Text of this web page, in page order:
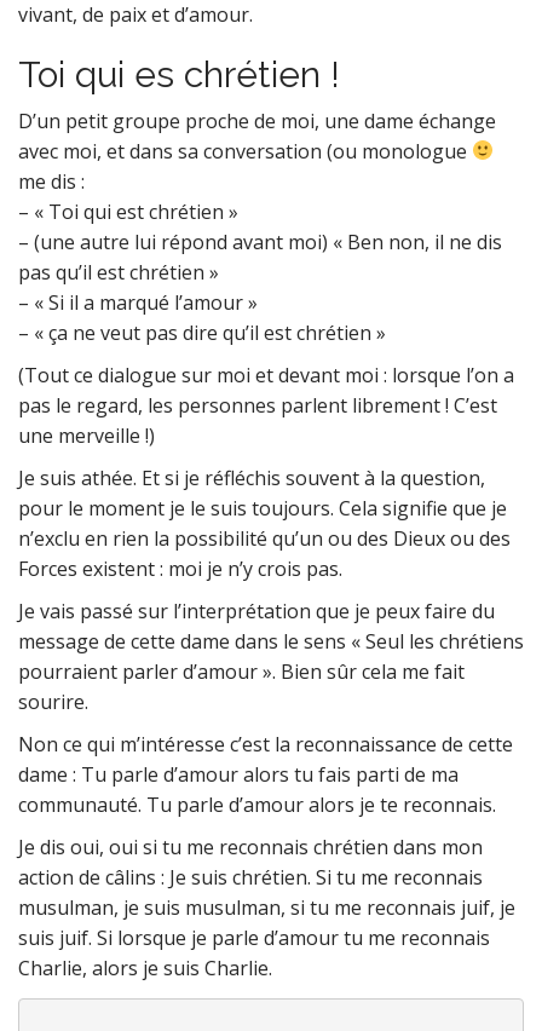
vivant, de paix et d’amour.
Toi qui es chrétien !
D’un petit groupe proche de moi, une dame échange
avec moi, et dans sa conversation (ou monologue
me dis :
– « Toi qui est chrétien »
– (une autre lui répond avant moi) « Ben non, il ne dis
pas qu’il est chrétien »
– « Si il a marqué l’amour »
– « ça ne veut pas dire qu’il est chrétien »
(Tout ce dialogue sur moi et devant moi : lorsque l’on a
pas le regard, les personnes parlent librement ! C’est
une merveille !)
Je suis athée. Et si je réfléchis souvent à la question,
pour le moment je le suis toujours. Cela signifie que je
n’exclu en rien la possibilité qu’un ou des Dieux ou des
Forces existent : moi je n’y crois pas.
Je vais passé sur l’interprétation que je peux faire du
message de cette dame dans le sens « Seul les chrétiens
pourraient parler d’amour ». Bien sûr cela me fait
sourire.
Non ce qui m’intéresse c’est la reconnaissance de cette
dame : Tu parle d’amour alors tu fais parti de ma
communauté. Tu parle d’amour alors je te reconnais.
Je dis oui, oui si tu me reconnais chrétien dans mon
action de câlins : Je suis chrétien. Si tu me reconnais
musulman, je suis musulman, si tu me reconnais juif, je
suis juif. Si lorsque je parle d’amour tu me reconnais
Charlie, alors je suis Charlie.